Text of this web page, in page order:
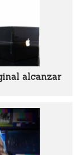
alcanzar